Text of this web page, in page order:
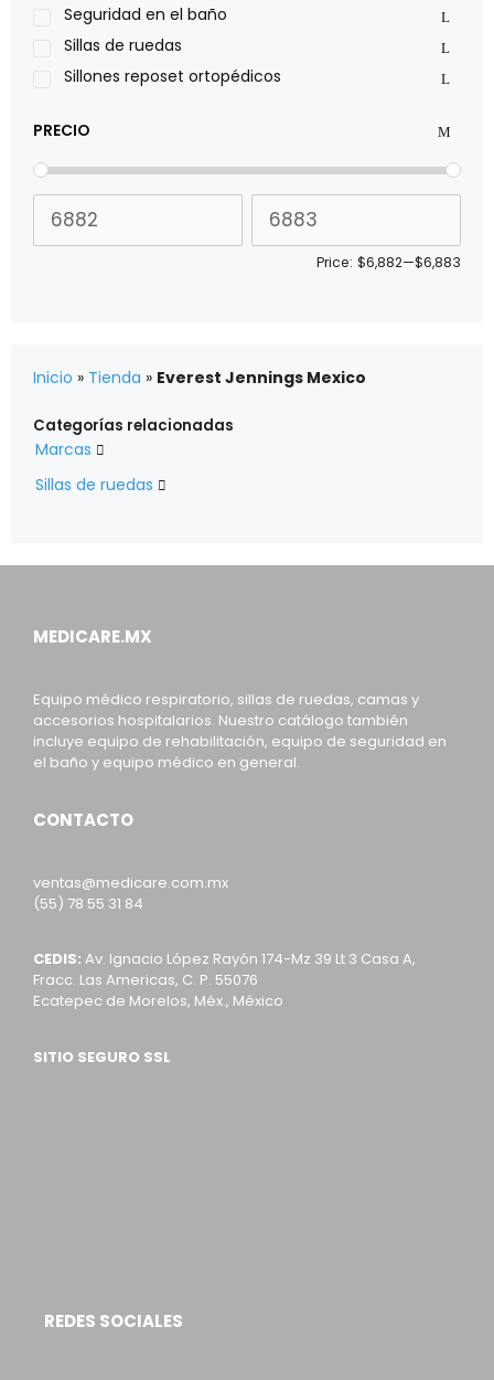
Stealth products
Xiehe Medical
Seguridad en el baño
Sillas de ruedas
Sillones reposet ortopédicos
PRECIO
Price: $6,882—$6,883
Inicio » Tienda » Everest Jennings Mexico
Categorías relacionadas
Marcas 
Sillas de ruedas 
MEDICARE.MX
Equipo médico respiratorio, sillas de ruedas, camas y
accesorios hospitalarios. Nuestro catálogo también
incluye equipo de rehabilitación, equipo de seguridad en
el baño y equipo médico en general.
CONTACTO
ventas@medicare.com.mx
(55) 78 55 31 84
CEDIS: Av. Ignacio López Rayón 174-Mz 39 Lt 3 Casa A,
Fracc. Las Americas, C. P. 55076
Ecatepec de Morelos, Méx., México
SITIO SEGURO SSL
REDES SOCIALES